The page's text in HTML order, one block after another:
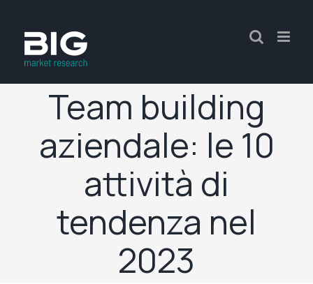
Team building
aziendale: le 10
attività di
tendenza nel
2023